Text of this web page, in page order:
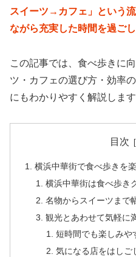
スイーツ→カフェ」という
ながら充実した時間を過ご
この記事では、食べ歩きに
ツ・カフェの選び方・効率
にもわかりやすく解説します
目次
横浜中華街で食べ歩きを
横浜中華街は食べ歩き
名物からスイーツまで
観光とあわせて気軽に
短時間でも楽しみや
気になる店をはしご